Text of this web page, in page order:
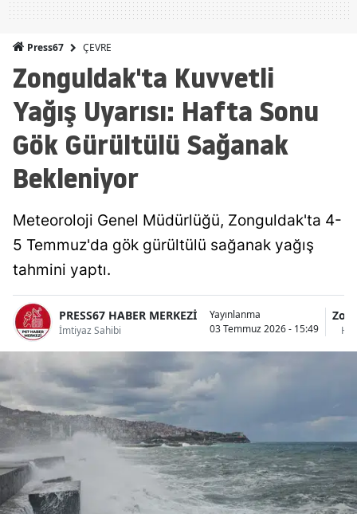
Press67 ÇEVRE
Zonguldak'ta Kuvvetli
Yağış Uyarısı: Hafta Sonu
Gök Gürültülü Sağanak
Bekleniyor
Meteoroloji Genel Müdürlüğü, Zonguldak'ta 4-
5 Temmuz'da gök gürültülü sağanak yağış
tahmini yaptı.
PRESS67 HABER MERKEZİ
İmtiyaz Sahibi
Yayınlanma
03 Temmuz 2026 - 15:49